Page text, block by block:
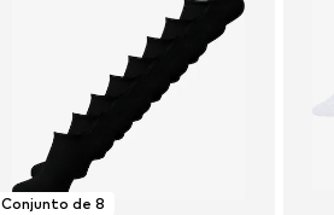
Conjunto de 8